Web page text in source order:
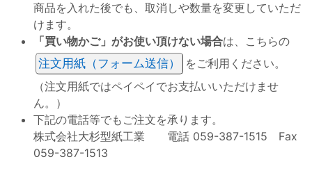
商品を入れた後でも、取消しや数量を変更していただ
けます。
「買い物かご」がお使い頂けない場合は、こちらの
注文用紙（フォーム送信）
をご利用ください。
（注文用紙ではペイペイでお支払いいただけませ
ん。）
下記の電話等でもご注文を承ります。
株式会社大杉型紙工業 電話 059-387-1515 Fax
059-387-1513